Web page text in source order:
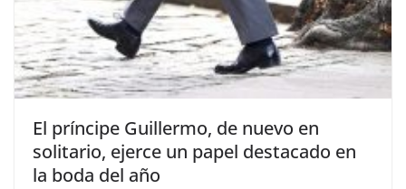
​El príncipe Guillermo, de nuevo en
solitario, ejerce un papel destacado en
la boda del año